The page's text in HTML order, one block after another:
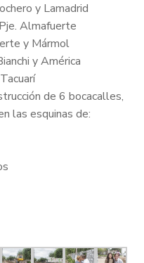
y Lamadrid
Almafuerte
y Mármol
y América
de 6 bocacalles,
las esquinas de: